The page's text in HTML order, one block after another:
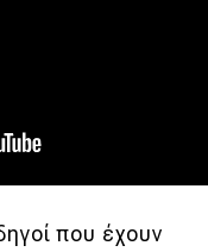
που έχουν